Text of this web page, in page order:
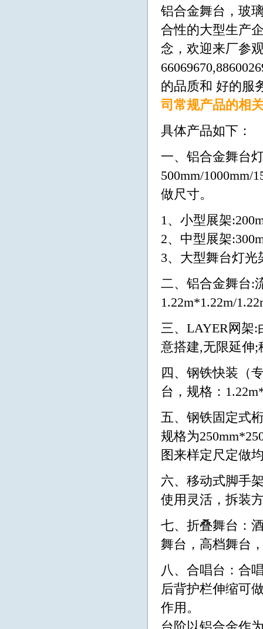
铝合金舞台，玻
合性的大型生产
念，欢迎来厂参
的品质和 好的服
司常规产品的相
具体产品如下：
一、铝合金舞台
500mm/1000mm/
做尺寸。
1、小型展架
2、中型展架
3、大型舞台灯光
二、铝合金舞台:
1.22m*1.22m/
三、LAYER网架:
意搭建,无限延伸
四、钢铁快装（
台，规格：
五、钢铁固定式
规格为
图来样定尺定做
六、移动式脚手
使用灵活，拆装
七、折叠舞台：
舞台，高档舞台
八、合唱台：合
后背护栏伸缩可
作用。